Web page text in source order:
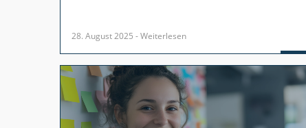
28. August 2025 - Weiterlesen